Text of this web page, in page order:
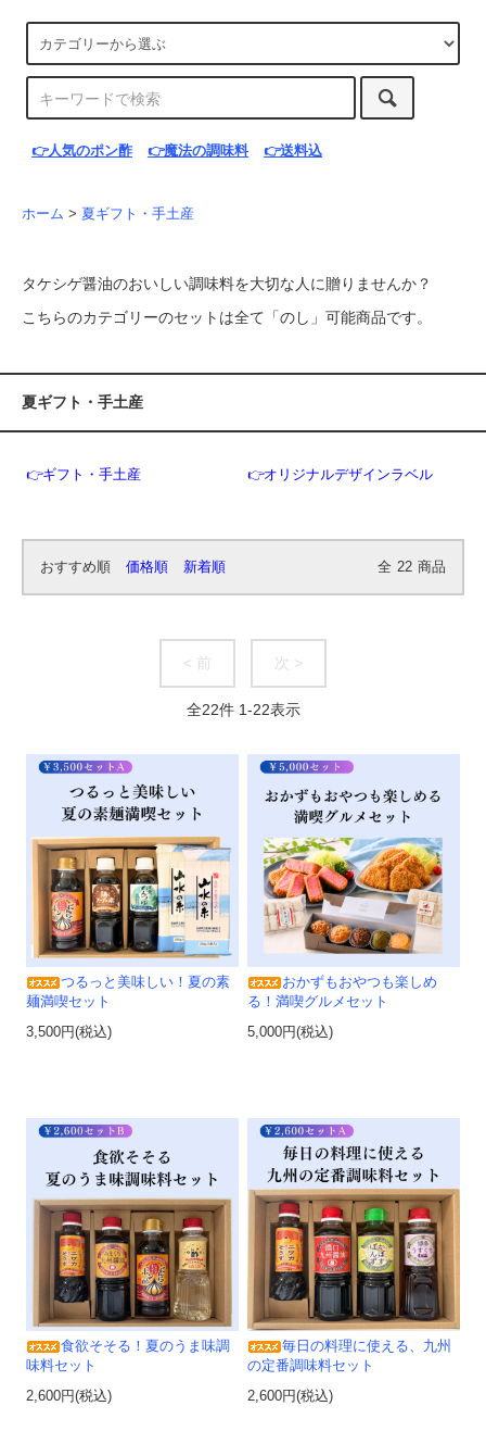
👉人気のポン酢 👉魔法の調味料 👉送料込
ホーム > 夏ギフト・手土産
タケシゲ醤油のおいしい調味料を大切な人に贈りませんか？
こちらのカテゴリーのセットは全て「のし」可能商品です。
夏ギフト・手土産
👉ギフト・手土産 👉オリジナルデザインラベル
おすすめ順 価格順 新着順 全 22 商品
< 前 次 >
全22件 1-22表示
つるっと美味しい！夏の素
麺満喫セット
3,500円(税込)
おかずもおやつも楽しめ
る！満喫グルメセット
5,000円(税込)
食欲そそる！夏のうま味調
味料セット
2,600円(税込)
毎日の料理に使える、九州
の定番調味料セット
2,600円(税込)